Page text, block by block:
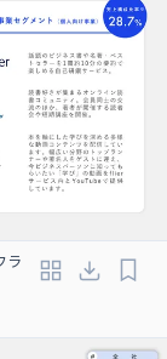
ラ